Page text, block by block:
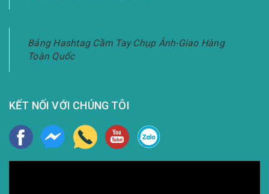
Bảng Hashtag Cầm Tay Chụp Ảnh-Giao Hàng
Toàn Quốc
KẾT NỐI VỚI CHÚNG TÔI